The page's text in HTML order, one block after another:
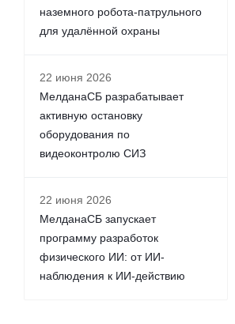
наземного робота-патрульного
для удалённой охраны
22 июня 2026
МелданаСБ разрабатывает
активную остановку
оборудования по
видеоконтролю СИЗ
22 июня 2026
МелданаСБ запускает
программу разработок
физического ИИ: от ИИ-
наблюдения к ИИ-действию